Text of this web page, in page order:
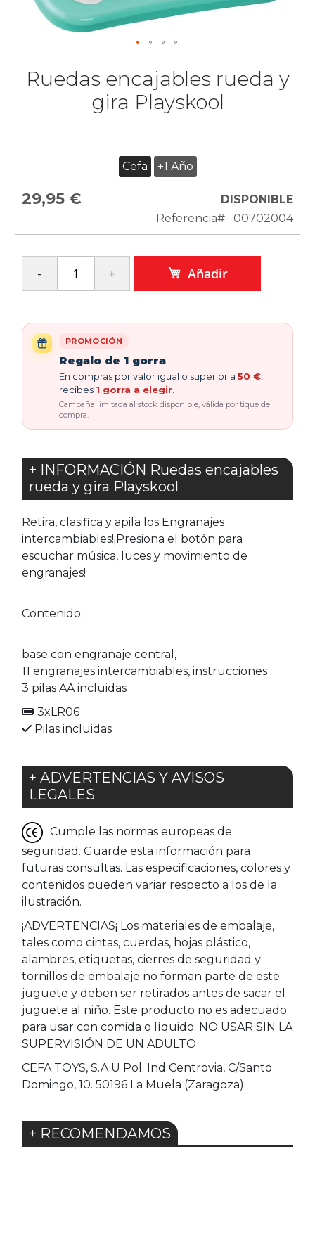
Ruedas encajables rueda y
gira Playskool
Cefa +1 Año
29,95 €
DISPONIBLE
Referencia
00702004
Añadir
PROMOCIÓN
Regalo de 1 gorra
En compras por valor igual o superior a 50 €
recibes 1 gorra a elegir
Campaña limitada al stock disponible, válida por tique de
compra.
+ INFORMACIÓN Ruedas encajables
rueda y gira Playskool
Retira, clasifica y apila los Engranajes
intercambiables!¡Presiona el botón para
escuchar música, luces y movimiento de
engranajes!
Contenido:
base con engranaje central,
11 engranajes intercambiables, instrucciones
3 pilas AA incluidas
3xLR06
Pilas incluidas
+ ADVERTENCIAS Y AVISOS
LEGALES
Cumple las normas europeas de
seguridad. Guarde esta información para
futuras consultas. Las especificaciones, colores y
contenidos pueden variar respecto a los de la
ilustración.
¡ADVERTENCIAS¡ Los materiales de embalaje,
tales como cintas, cuerdas, hojas plástico,
alambres, etiquetas, cierres de seguridad y
tornillos de embalaje no forman parte de este
juguete y deben ser retirados antes de sacar el
juguete al niño. Este producto no es adecuado
para usar con comida o líquido. NO USAR SIN LA
SUPERVISIÓN DE UN ADULTO
CEFA TOYS, S.A.U Pol. Ind Centrovia, C/Santo
Domingo, 10. 50196 La Muela (Zaragoza)
+ RECOMENDAMOS